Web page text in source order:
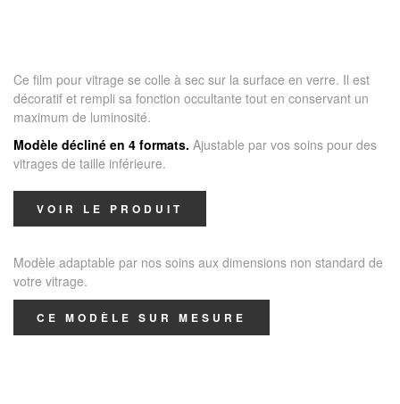
Ce film pour vitrage se colle à sec sur la surface en verre. Il est
décoratif et rempli sa fonction occultante tout en conservant un
maximum de luminosité.
Modèle décliné en 4 formats. Ajustable par vos soins pour des
vitrages de taille inférieure.
VOIR LE PRODUIT
Modèle adaptable par nos soins aux dimensions non standard de
votre vitrage.
CE MODÈLE SUR MESURE